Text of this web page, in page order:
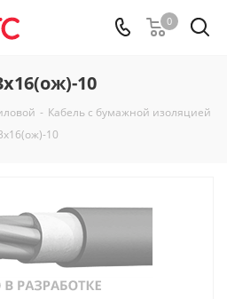
0
10
- Кабель с бумажной изоляцией
10